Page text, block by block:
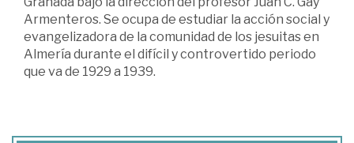
Armenteros. Se ocupa de estudiar la acción social y
evangelizadora de la comunidad de los jesuitas en
Almería durante el difícil y controvertido periodo
que va de 1929 a 1939.